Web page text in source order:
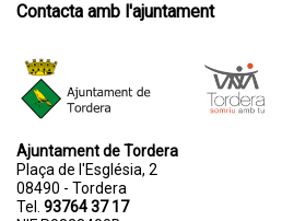
Contacta amb l'ajuntament
Ajuntament de Tordera
Plaça de l'Església, 2
08490 - Tordera
Tel. 93764 37 17